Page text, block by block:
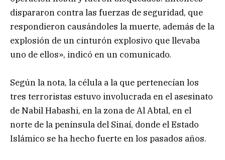
dispararon contra las fuerzas de seguridad, que
respondieron causándoles la muerte, además de la
explosión de un cinturón explosivo que llevaba
uno de ellos», indicó en un comunicado.
Según la nota, la célula a la que pertenecían los
tres terroristas estuvo involucrada en el asesinato
de Nabil Habashi, en la zona de Al Abtal, en el
norte de la península del Sinaí, donde el Estado
Islámico se ha hecho fuerte en los pasados años.